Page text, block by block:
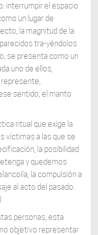
interrumpir el espacio
un lugar de
la magnitud de la
tra-yéndolos
se presenta como un
uno de ellos,
sentido, el manto
ritual que exige la
víctimas a las que se
la posibilidad
y quedemos
la compulsión a
al acto del pasado.
personas, esta
objetivo representar